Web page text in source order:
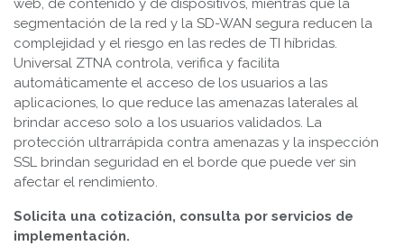
web, de contenido y de dispositivos, mientras que la
segmentación de la red y la SD-WAN segura reducen la
complejidad y el riesgo en las redes de TI híbridas.
Universal ZTNA controla, verifica y facilita
automáticamente el acceso de los usuarios a las
aplicaciones, lo que reduce las amenazas laterales al
brindar acceso solo a los usuarios validados. La
protección ultrarrápida contra amenazas y la inspección
SSL brindan seguridad en el borde que puede ver sin
afectar el rendimiento.
Solicita una cotización, consulta por servicios de
implementación.